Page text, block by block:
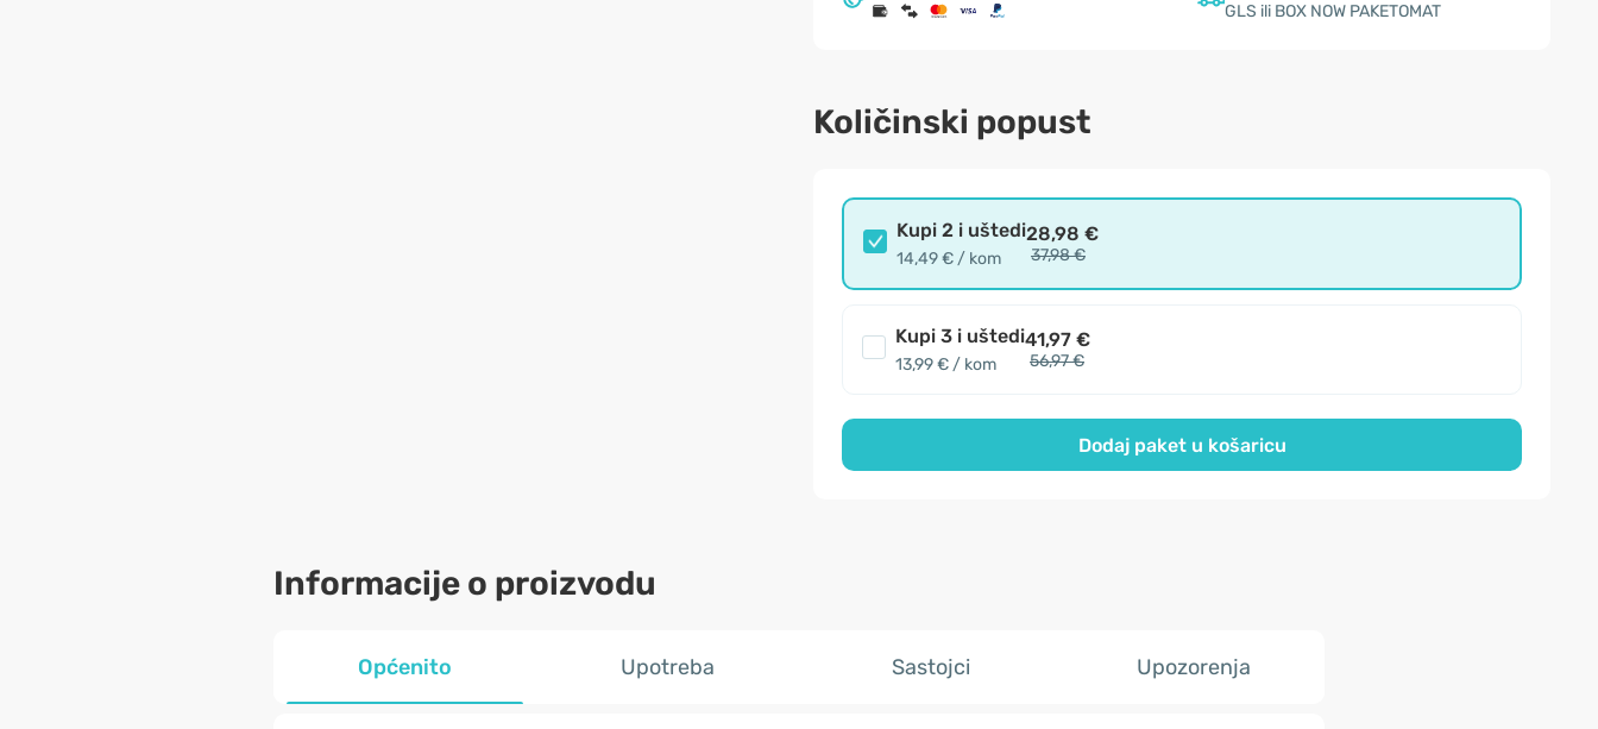
GLS ili BOX NOW PAKETOMAT
Količinski popust
Kupi 2 i uštedi
14,49 € / kom
28,98 €
37,98 €
Kupi 3 i uštedi
13,99 € / kom
41,97 €
56,97 €
Dodaj paket u košaricu
Informacije o proizvodu
Općenito Upotreba Sastojci Upozorenja